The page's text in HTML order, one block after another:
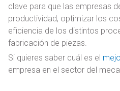
clave para que las empresas
productividad, optimizar los
eficiencia de los distintos
fabricación de piezas.
Si quieres saber cuál es el
empresa en el sector del